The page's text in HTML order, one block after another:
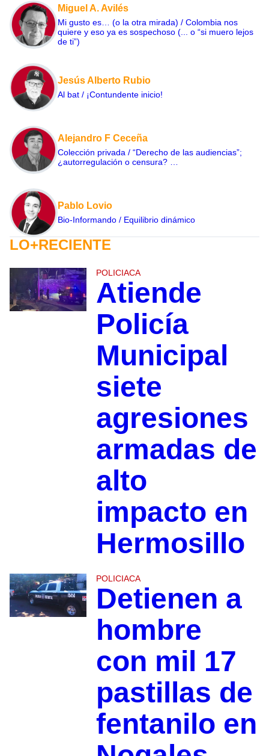
Miguel A. Avilés
Mi gusto es… (o la otra mirada) / Colombia nos
quiere y eso ya es sospechoso (... o “si muero lejos
de ti”)
Jesús Alberto Rubio
Al bat / ¡Contundente inicio!
Alejandro F Ceceña
Colección privada / “Derecho de las audiencias”;
¿autorregulación o censura? …
Pablo Lovio
Bio-Informando / Equilibrio dinámico
LO+RECIENTE
POLICIACA
Atiende
Policía
Municipal
siete
agresiones
armadas de
alto
impacto en
Hermosillo
POLICIACA
Detienen a
hombre
con mil 17
pastillas de
fentanilo en